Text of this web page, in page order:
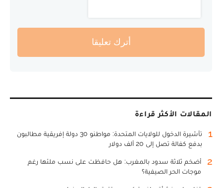
أترك تعليقا
المقالات الأكثر قراءة
1
تأشيرة الدخول للولايات المتحدة: مواطنو 30 دولة إفريقية مطالبون
بدفع كفالة تصل إلى 20 ألف دولار
2
أضخم ثلاثة سدود بالمغرب: هل حافظت على نسب ملئها رغم
موجات الحر الصيفية؟